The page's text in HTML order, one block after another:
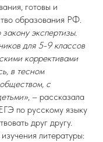
готовы и
образования РФ.
экспертизы.
для 5-9 классов
коррективами
в тесном
с
, – рассказала
по русскому языку
друг другу.
литературы: